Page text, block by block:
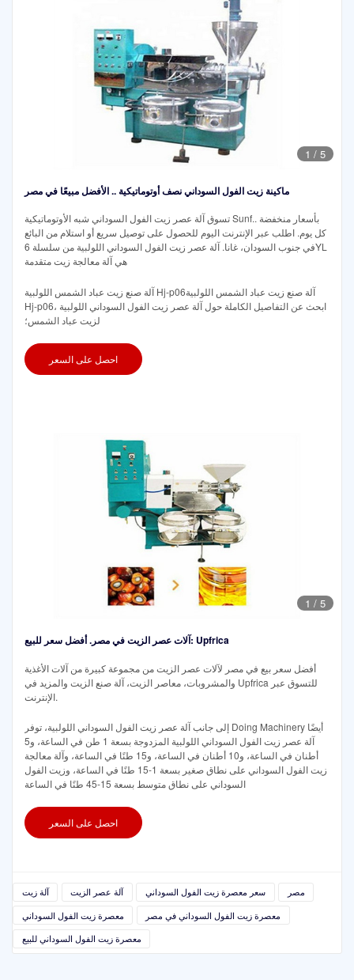
1 / 5
ماكينة زيت الفول السوداني نصف أوتوماتيكية .. الأفضل مبيعًا في مصر
تسوق آلة عصر زيت الفول السوداني شبه الأوتوماتيكية Sunf.. بأسعار منخفضة
كل يوم. اطلب عبر الإنترنت اليوم للحصول على توصيل سريع أو استلام من البائع
في جنوب السودان، غانا. آلة عصر زيت الفول السوداني اللولبية من سلسلة 6YL
هي آلة معالجة زيت متقدمة
آلة صنع زيت عباد الشمس اللولبية Hj-p06آلة صنع زيت عباد الشمس اللولبية
Hj-p06، ابحث عن التفاصيل الكاملة حول آلة عصر زيت الفول السوداني اللولبية
لزيت عباد الشمس؛
احصل على السعر
1 / 5
آلات عصر الزيت في مصر. أفضل سعر للبيع: Upfrica
أفضل سعر بيع في مصر لآلات عصر الزيت من مجموعة كبيرة من آلات الأغذية
والمشروبات، معاصر الزيت، آلة صنع الزيت والمزيد في Upfrica للتسوق عبر
الإنترنت.
إلى جانب آلة عصر زيت الفول السوداني اللولبية، توفر Doing Machinery أيضًا
آلة عصر زيت الفول السوداني اللولبية المزدوجة بسعة 1 طن في الساعة، و5
أطنان في الساعة، و10 أطنان في الساعة، و15 طنًا في الساعة، وآلة معالجة
زيت الفول السوداني على نطاق صغير بسعة 1-15 طنًا في الساعة، وزيت الفول
السوداني على نطاق متوسط بسعة 15-45 طنًا في الساعة
احصل على السعر
آلة زيت آلة عصر الزيت سعر معصرة زيت الفول السوداني
مصر
معصرة زيت الفول السوداني
معصرة زيت الفول السوداني في مصر
معصرة زيت الفول السوداني للبيع